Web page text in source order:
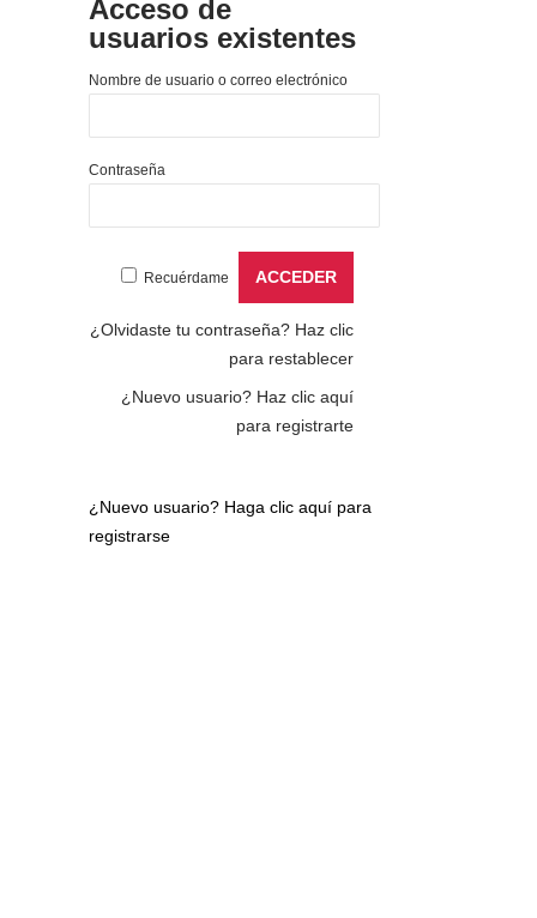
Acceso de
usuarios existentes
Nombre de usuario o correo electrónico
Contraseña
Recuérdame
¿Olvidaste tu contraseña? Haz clic
para restablecer
¿Nuevo usuario? Haz clic aquí
para registrarte
¿Nuevo usuario? Haga clic aquí para
registrarse